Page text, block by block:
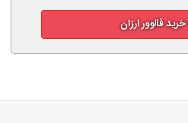
خرید فالوور ارزان